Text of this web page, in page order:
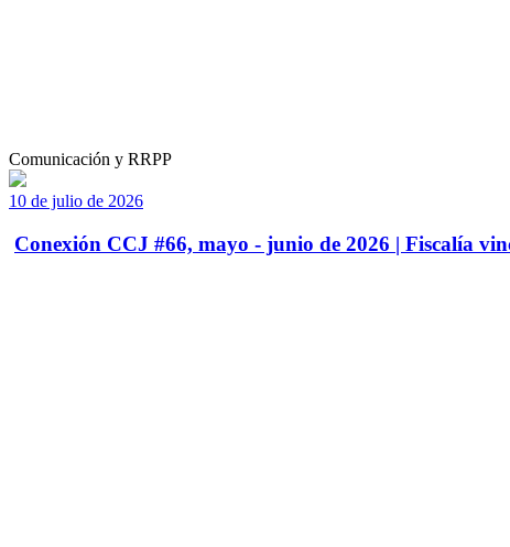
Comunicación y RRPP
10 de julio de 2026
Conexión CCJ #66, mayo - junio de 2026 | Fiscalía